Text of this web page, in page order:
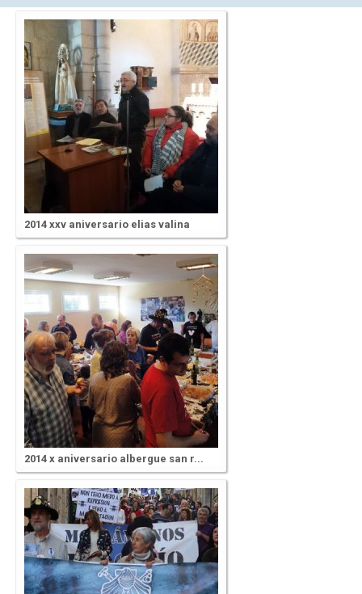
2014 xxv aniversario elias valina
2014 x aniversario albergue san r...